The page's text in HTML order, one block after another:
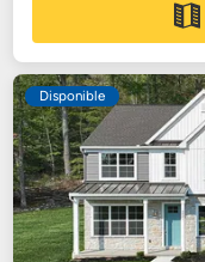
Disponible